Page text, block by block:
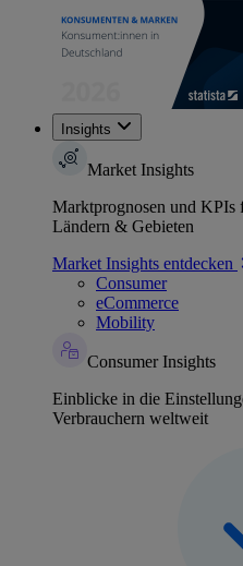
Insights
Market Insights
Marktprognosen und KPIs
Ländern & Gebieten
Market Insights entdecken
Consumer
eCommerce
Mobility
Consumer Insights
Einblicke in die
Verbrauchern weltweit